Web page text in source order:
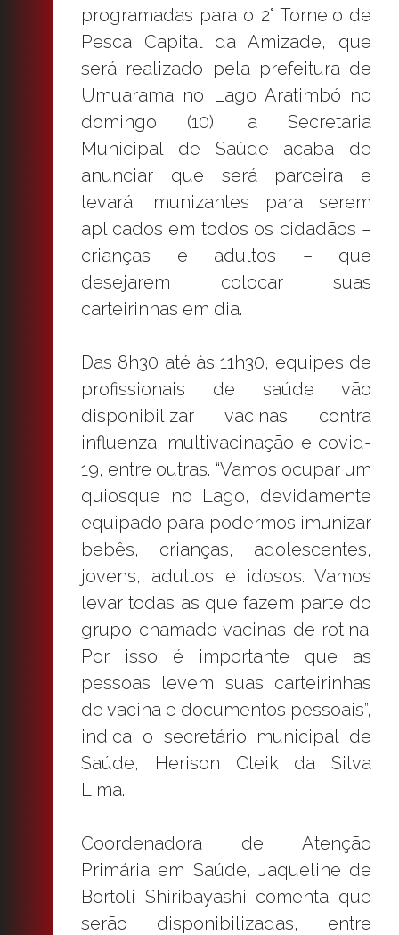
programadas para o 2° Torneio de
Pesca Capital da Amizade, que
será realizado pela prefeitura de
Umuarama no Lago Aratimbó no
domingo (10), a Secretaria
Municipal de Saúde acaba de
anunciar que será parceira e
levará imunizantes para serem
aplicados em todos os cidadãos –
crianças e adultos – que
desejarem colocar suas
carteirinhas em dia.
Das 8h30 até às 11h30, equipes de
profissionais de saúde vão
disponibilizar vacinas contra
influenza, multivacinação e covid-
19, entre outras. “Vamos ocupar um
quiosque no Lago, devidamente
equipado para podermos imunizar
bebês, crianças, adolescentes,
jovens, adultos e idosos. Vamos
levar todas as que fazem parte do
grupo chamado vacinas de rotina.
Por isso é importante que as
pessoas levem suas carteirinhas
de vacina e documentos pessoais”,
indica o secretário municipal de
Saúde, Herison Cleik da Silva
Lima.
Coordenadora de Atenção
Primária em Saúde, Jaqueline de
Bortoli Shiribayashi comenta que
serão disponibilizadas, entre